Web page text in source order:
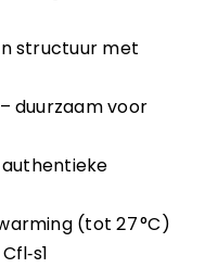
structuur met
duurzaam voor
authentieke
(tot 27 °C)